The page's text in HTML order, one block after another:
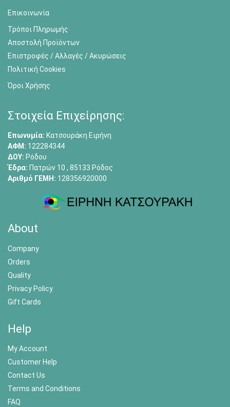
Επικοινωνία
Τρόποι Πληρωμής
Αποστολή Προϊόντων
Επιστροφές / Αλλαγές / Ακυρώσεις
Πολιτική Cookies
Όροι Χρήσης
Στοιχεία Επιχείρησης:
Επωνυμία: Κατσουράκη Ειρήνη
ΑΦΜ: 122284344
ΔΟΥ: Ρόδου
Έδρα: Πατρών 10 , 85133 Ρόδος
Αριθμό ΓΕΜΗ: 128356920000
About
Company
Orders
Quality
Privacy Policy
Gift Cards
Help
My Account
Customer Help
Contact Us
Terms and Conditions
FAQ